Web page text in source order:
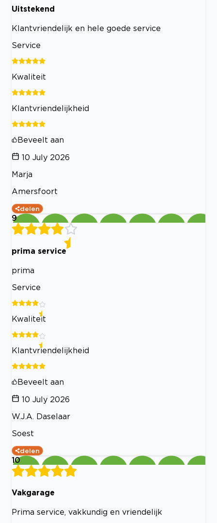
Uitstekend
Klantvriendelijk en hele goede service
Service
Kwaliteit
Klantvriendelijkheid
Beveelt aan
10 July 2026
Marja
Amersfoort
delen
9
prima service
prima
Service
Kwaliteit
Klantvriendelijkheid
Beveelt aan
10 July 2026
W.J.A. Daselaar
Soest
delen
10
Vakgarage
Prima service, vakkundig en vriendelijk